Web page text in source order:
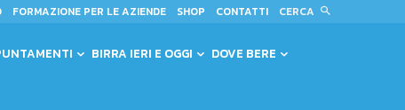
FORMAZIONE PER LE AZIENDE SHOP CONTATTI CERCA
BIRRA IERI E OGGI DOVE BERE